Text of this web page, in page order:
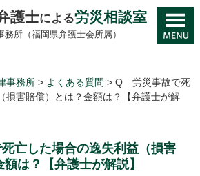
護士による労災相談室
所（福岡県弁護士会所属）
事務所 > よくある質問 >Q 労災事故で死
損害賠償）とは？金額は？【弁護士が解
亡した場合の逸失利益（損害
は？【弁護士が解説】